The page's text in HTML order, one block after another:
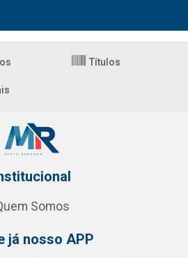
Títulos
Somos
já nosso APP